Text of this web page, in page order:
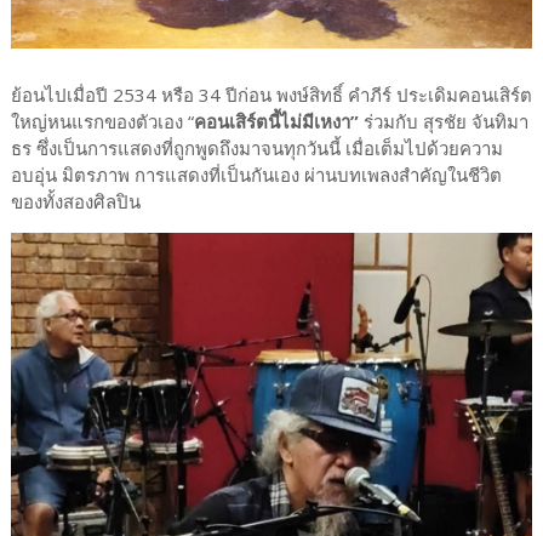
ย้อนไปเมื่อปี 2534 หรือ 34 ปีก่อน พงษ์สิทธิ์ คำภีร์ ประเดิมคอนเสิร์ต
ใหญ่หนแรกของตัวเอง “คอนเสิร์ตนี้ไม่มีเหงา” ร่วมกับ สุรชัย จันทิมา
ธร ซึ่งเป็นการแสดงที่ถูกพูดถึงมาจนทุกวันนี้ เมื่อเต็มไปด้วยความ
อบอุ่น มิตรภาพ การแสดงที่เป็นกันเอง ผ่านบทเพลงสำคัญในชีวิต
ของทั้งสองศิลปิน